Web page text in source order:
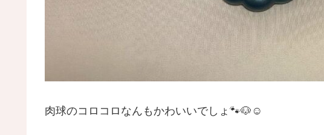
肉球のコロコロなんもかわいいでしょ🐾🐶☺️